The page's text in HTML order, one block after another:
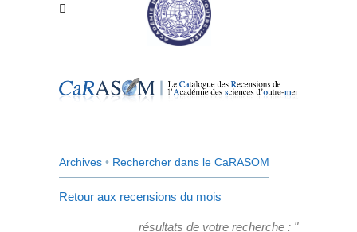
Archives • Rechercher dans le CaRASOM
Retour aux recensions du mois
résultats de votre recherche : "